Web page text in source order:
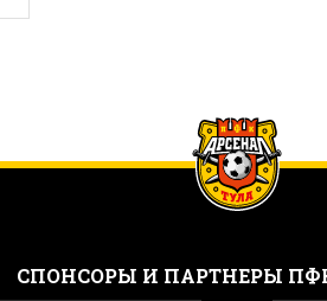
CПОНСОРЫ И ПАРТНЕРЫ